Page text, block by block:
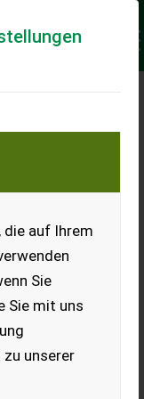
die auf Ihrem
Sie
Sie mit uns
zu unserer
SIND
VON